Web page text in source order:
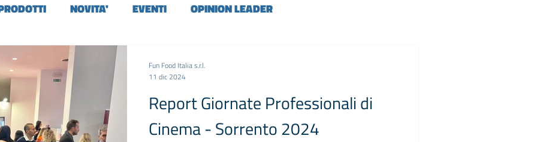
NOVITA' EVENTI OPINION LEADER
Report Giornate Professionali di
Cinema - Sorrento 2024
Fun Food Italia s.r.l.
11 dic 2024